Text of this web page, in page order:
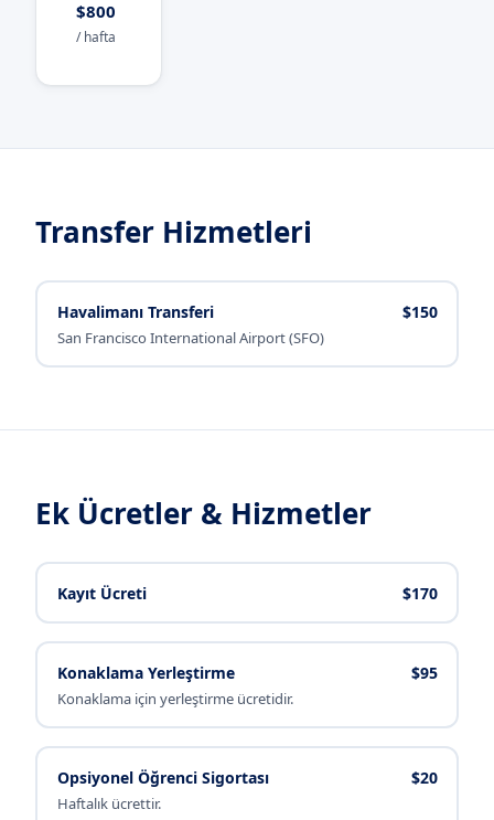
$800
/ hafta
Transfer Hizmetleri
Havalimanı Transferi
San Francisco International Airport (SFO)
$150
Ek Ücretler & Hizmetler
Kayıt Ücreti $170
Konaklama Yerleştirme
Konaklama için yerleştirme ücretidir.
$95
Opsiyonel Öğrenci Sigortası
Haftalık ücrettir.
$20